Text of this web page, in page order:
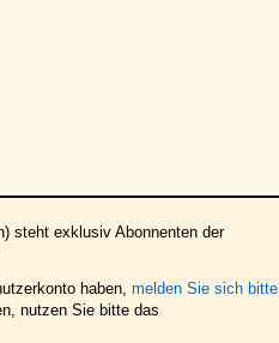
steht exklusiv Abonnenten der
haben, melden Sie sich bitte
nutzen Sie bitte das